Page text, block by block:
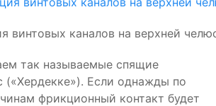
винтовых каналов на верхней
так называемые спящие
Если однажды по
фрикционный контакт будет